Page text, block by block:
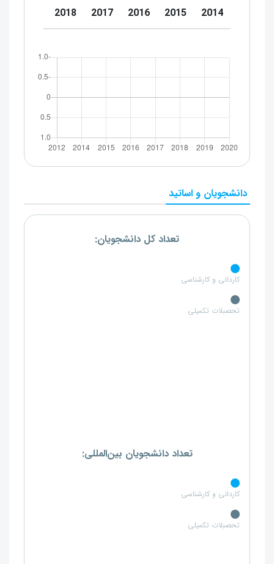
2014
2015
2016
2017
2018
دانشجویان و اساتید
تعداد کل دانشجویان:
کاردانی و کارشناسی
تحصبلات تکمیلی
تعداد دانشجویان بین‌المللی:
کاردانی و کارشناسی
تحصبلات تکمیلی